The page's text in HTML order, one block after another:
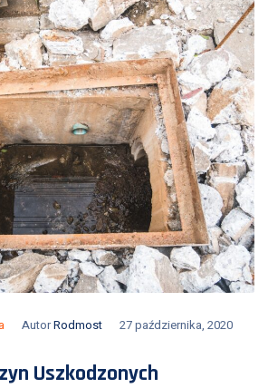
AutorRodmost
27 października, 2020
Uszkodzonych